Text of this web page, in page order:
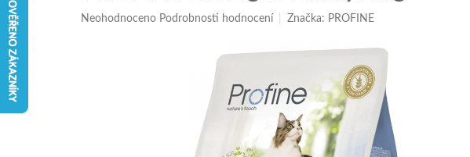
Průměrné
Neohodnoceno Podrobnosti hodnocení Značka: PROFINE